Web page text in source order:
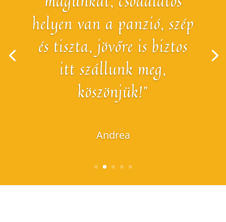
helyen van a panzió, szép
és tiszta, jövőre is biztos
itt szállunk meg,
köszönjük!"
Andrea